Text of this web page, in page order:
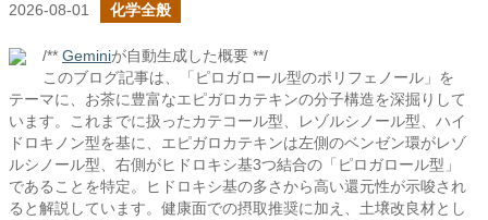
2026-08-01 化学全般
/** Geminiが自動生成した概要 **/
このブログ記事は、「ピロガロール型のポリフェノール」を
テーマに、お茶に豊富なエピガロカテキンの分子構造を深掘りして
います。これまでに扱ったカテコール型、レゾルシノール型、ハイ
ドロキノン型を基に、エピガロカテキンは左側のベンゼン環がレゾ
ルシノール型、右側がヒドロキシ基3つ結合の「ピロガロール型」
であることを特定。ヒドロキシ基の多さから高い還元性が示唆され
ると解説しています。健康面での摂取推奨に加え、土壌改良材とし